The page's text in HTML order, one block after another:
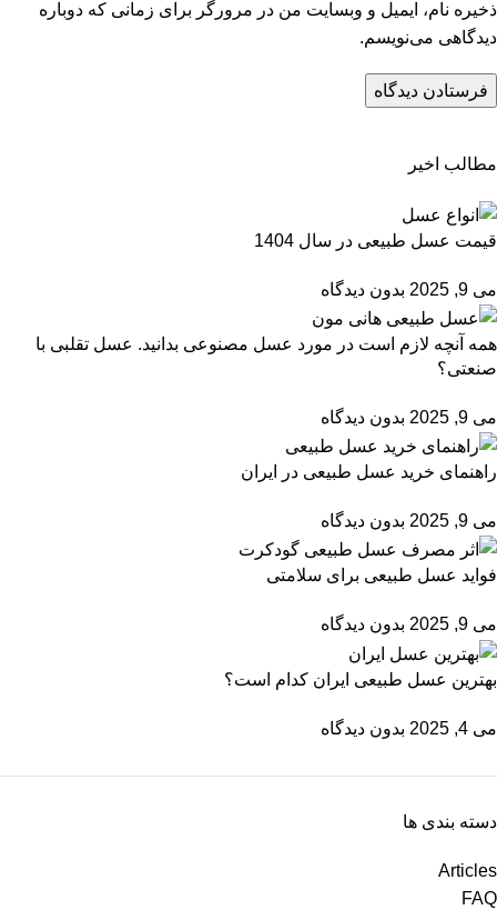
ذخیره نام، ایمیل و وبسایت من در مرورگر برای زمانی که دوباره
دیدگاهی می‌نویسم.
مطالب اخیر
قیمت عسل طبیعی در سال 1404
می 9, 2025 بدون دیدگاه
همه آنچه لازم است در مورد عسل مصنوعی بدانید. عسل تقلبی با
صنعتی؟
می 9, 2025 بدون دیدگاه
راهنمای خرید عسل طبیعی در ایران
می 9, 2025 بدون دیدگاه
فواید عسل طبیعی برای سلامتی
می 9, 2025 بدون دیدگاه
بهترین عسل طبیعی ایران کدام است؟
می 4, 2025 بدون دیدگاه
دسته بندی ها
Articles
FAQ